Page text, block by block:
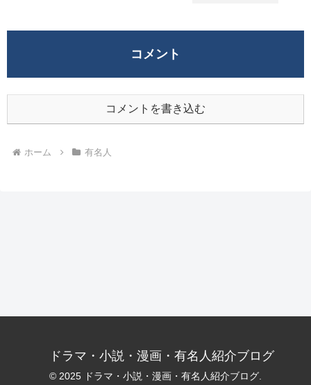
コメント
コメントを書き込む
ホーム 有名人
ドラマ・小説・漫画・有名人紹介ブログ
© 2025 ドラマ・小説・漫画・有名人紹介ブログ.